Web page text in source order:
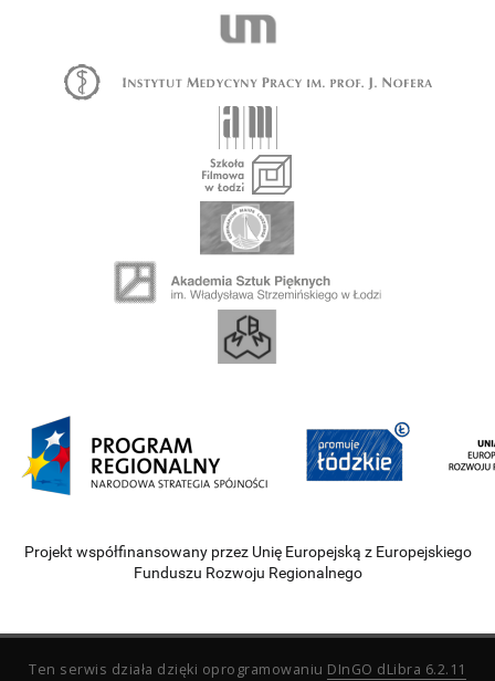
Projekt współfinansowany przez Unię Europejską z Europejskiego
Funduszu Rozwoju Regionalnego
Ten serwis działa dzięki oprogramowaniu DInGO dLibra 6.2.11